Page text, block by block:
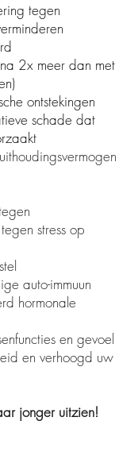
tegen
2x meer dan met
ontstekingen
schade dat
stress op
auto-immuun
hormonale
en gevoel
en verhoogd uw
jonger uitzien!